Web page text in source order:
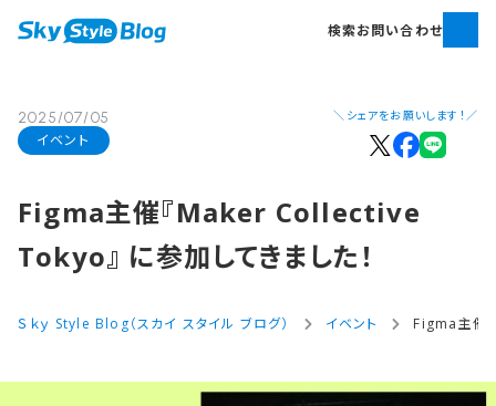
検索お問い合わせ
イベント
2025/07/05 ＼シェアをお願いします！／
Figma主催『Maker Collective
Tokyo』 に​参加してきました！
Ｓｋｙ Style Blog（スカイ スタイル ブログ） イベント Figma主催